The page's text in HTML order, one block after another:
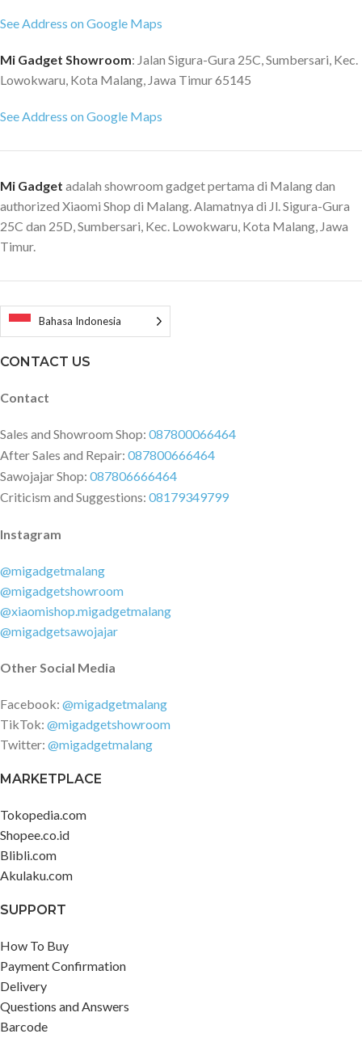
See Address on Google Maps
Mi Gadget Showroom: Jalan Sigura-Gura 25C, Sumbersari, Kec.
Lowokwaru, Kota Malang, Jawa Timur 65145
See Address on Google Maps
Mi Gadget adalah showroom gadget pertama di Malang dan
authorized Xiaomi Shop di Malang. Alamatnya di Jl. Sigura-Gura
25C dan 25D, Sumbersari, Kec. Lowokwaru, Kota Malang, Jawa
Timur.
Bahasa Indonesia
CONTACT US
Contact
Sales and Showroom Shop: 087800066464
After Sales and Repair: 087800666464
Sawojajar Shop: 087806666464
Criticism and Suggestions: 08179349799
Instagram
@migadgetmalang
@migadgetshowroom
@xiaomishop.migadgetmalang
@migadgetsawojajar
Other Social Media
Facebook: @migadgetmalang
TikTok: @migadgetshowroom
Twitter: @migadgetmalang
MARKETPLACE
Tokopedia.com
Shopee.co.id
Blibli.com
Akulaku.com
SUPPORT
How To Buy
Payment Confirmation
Delivery
Questions and Answers
Barcode